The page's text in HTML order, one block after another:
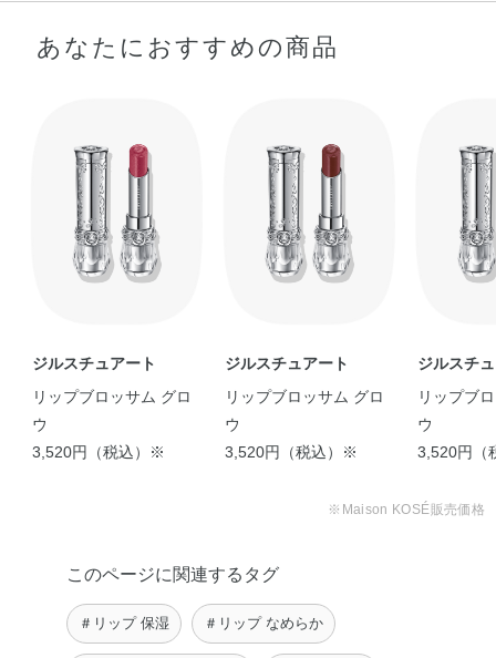
【色もち◎ 吐息リップ
♡】 ジルスチュ …
reona
あなたにおすすめの商品
ジルスチュアート
リップブロッサム グロ
ウ
3,520円（税込）※
ジルスチュアート
リップブロッサム グロ
ウ
3,520円（税込）※
ジルスチ
リップブ
ウ
3,520円（
※Maison KOSÉ販売価格
このページに関連するタグ
＃リップ 保湿 ＃リップ なめらか